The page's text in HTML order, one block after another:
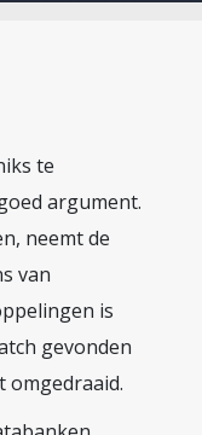
te
argument.
neemt de
van
is
gevonden
omgedraaid.